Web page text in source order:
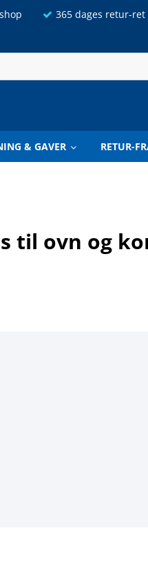
365 dages retur-ret
& GAVER RETUR-
til ovn og